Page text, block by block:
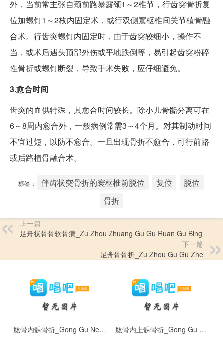
外，当前常主张自颈前路暴露颈1～2椎节，行齿突骨折复
位加螺钉1～2枚内固定术，或行双侧寰枢椎间关节植骨融
合术。行齿突螺钉内固定时，由于齿突较细小，操作不
当，或术后遇头顶部外伤或平地跌倒等，易引起齿突粉碎
性骨折或螺钉断裂，导致手术失败，应仔细避免。
3.愈合时间
齿突的血供特殊，其愈合时间较长。除小儿骨骺分离可在
6～8周内愈合外，一般病例常需3～4个月。对其制动时间
不宜过短，以防不愈合。一旦出现骨折不愈合，可行前路
或后路植骨融合术。
标签： 伴齿状突骨折的寰枢椎前脱位 复位
脱位
骨折
上一篇
足舟状骨骨软骨病_Zu Zhou Zhuang Gu Gu Ruan Gu Bing
下一篇
足舟骨骨折_Zu Zhou Gu Gu Zhe
肱骨内髁骨折_Gong Gu Nei Ke Gu Zhe 肱骨内上髁骨折_Gong Gu Nei Shang Ke Gu Zhe